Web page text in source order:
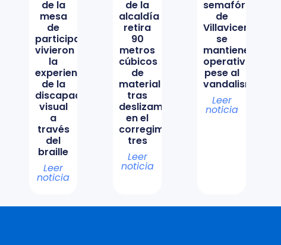
de la
mesa
de
participación
vivieron
la
experiencia
de la
discapacidad
visual
a
través
del
braille
Leer
noticia
de la
alcaldía
retira
90
metros
cúbicos
de
material
tras
deslizamiento
en el
corregimiento
tres
Leer
noticia
semafórica
de
Villavicencio
se
mantiene
operativa
pese al
vandalismo
Leer
noticia